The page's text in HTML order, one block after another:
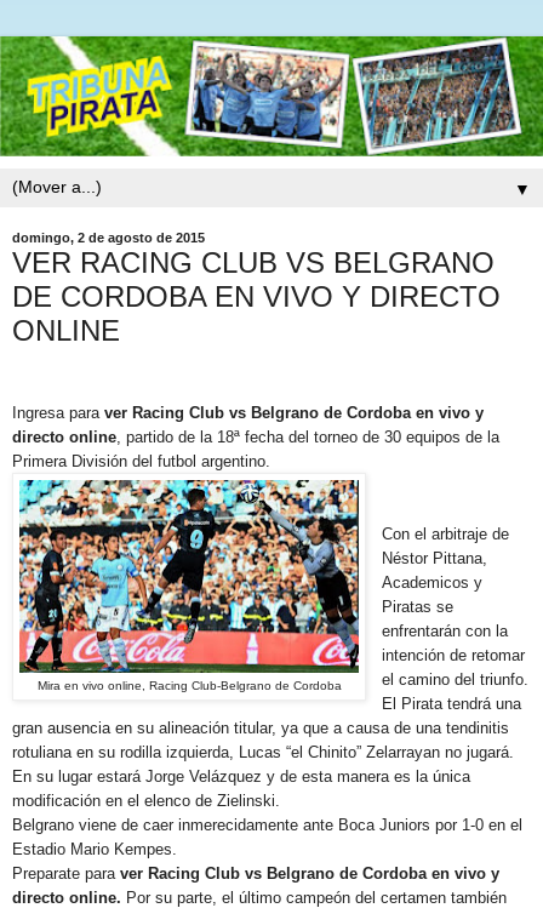
▼
domingo, 2 de agosto de 2015
VER RACING CLUB VS BELGRANO
DE CORDOBA EN VIVO Y DIRECTO
ONLINE
Ingresa para ver Racing Club vs Belgrano de Cordoba en vivo y
directo online, partido de la 18ª fecha del torneo de 30 equipos de la
Primera División del futbol argentino.
Mira en vivo online, Racing Club-Belgrano de Cordoba
Con el arbitraje de
Néstor Pittana,
Academicos y
Piratas se
enfrentarán con la
intención de retomar
el camino del triunfo.
El Pirata tendrá una
gran ausencia en su alineación titular, ya que a causa de una tendinitis
rotuliana en su rodilla izquierda, Lucas “el Chinito” Zelarrayan no jugará.
En su lugar estará Jorge Velázquez y de esta manera es la única
modificación en el elenco de Zielinski.
Belgrano viene de caer inmerecidamente ante Boca Juniors por 1-0 en el
Estadio Mario Kempes.
Preparate para ver Racing Club vs Belgrano de Cordoba en vivo y
directo online. Por su parte, el último campeón del certamen también